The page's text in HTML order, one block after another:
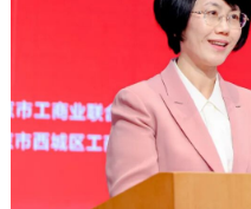
政
决策公开
政务服务